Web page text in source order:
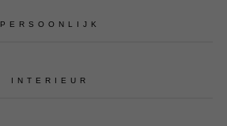
PERSOONLIJK
INTERIEUR